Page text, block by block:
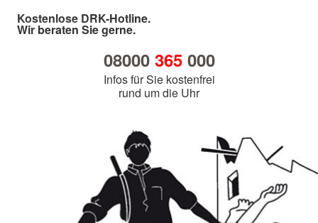
Kostenlose DRK-Hotline.
Wir beraten Sie gerne.
08000 365000
Infos für Sie kostenfrei
rund um die Uhr